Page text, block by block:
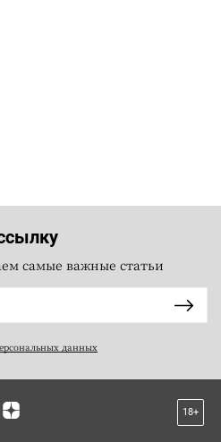
самые важные статьи
данных
18+